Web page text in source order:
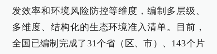
发效率和环境风险防控等维度，编制多层级、
多维度、结构化的生态环境准入清单。目前，
全国已编制完成了31个省（区、市）、143个片